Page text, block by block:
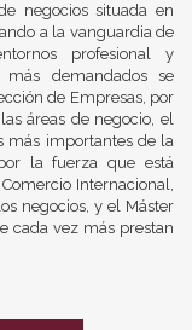
negocios situada en
a la vanguardia de
profesional y
más demandados se
de Empresas, por
áreas de negocio, el
más importantes de la
la fuerza que está
Internacional,
negocios, y el Máster
cada vez más prestan